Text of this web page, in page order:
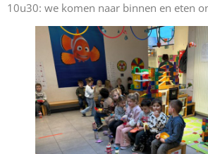
10u30: we komen naar binnen en eten